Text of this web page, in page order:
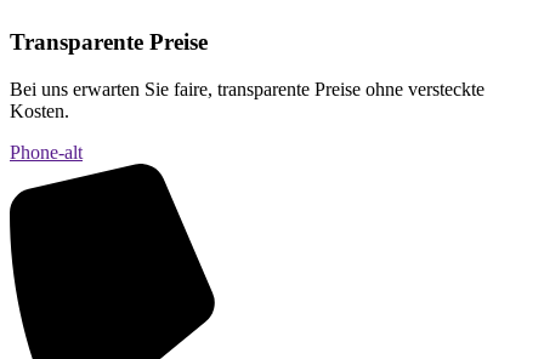
Transparente Preise
Bei uns erwarten Sie faire, transparente Preise ohne versteckte
Kosten.
Phone-alt